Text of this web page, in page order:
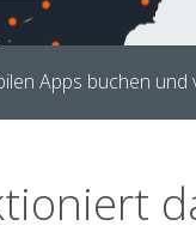
Apps buchen und